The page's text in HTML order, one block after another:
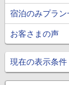
宿泊のみプラン
お客さまの声
現在の表示条件